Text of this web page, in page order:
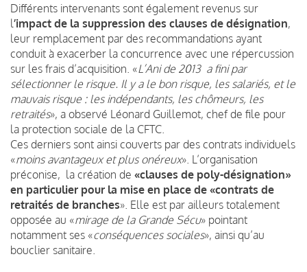
Différents intervenants sont également revenus sur
l’impact de la suppression des clauses de désignation,
leur remplacement par des recommandations ayant
conduit à exacerber la concurrence avec une répercussion
sur les frais d’acquisition. «L’Ani de 2013 a fini par
sélectionner le risque. Il y a le bon risque, les salariés, et le
mauvais risque : les indépendants, les chômeurs, les
retraités», a observé Léonard Guillemot, chef de file pour
la protection sociale de la CFTC.
Ces derniers sont ainsi couverts par des contrats individuels
«moins avantageux et plus onéreux». L’organisation
préconise, la création de «clauses de poly-désignation»
en particulier pour la mise en place de «contrats de
retraités de branches». Elle est par ailleurs totalement
opposée au «mirage de la Grande Sécu» pointant
notamment ses «conséquences sociales», ainsi qu’au
bouclier sanitaire.